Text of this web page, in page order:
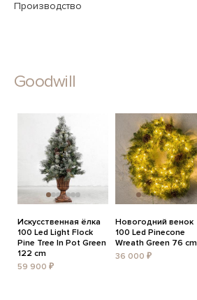
Производство
Goodwill
Искусственная ёлка
100 Led Light Flock
Pine Tree In Pot Green
122 cm
59 900 ₽
Новогодний венок
100 Led Pinecone
Wreath Green 76 cm
36 000 ₽